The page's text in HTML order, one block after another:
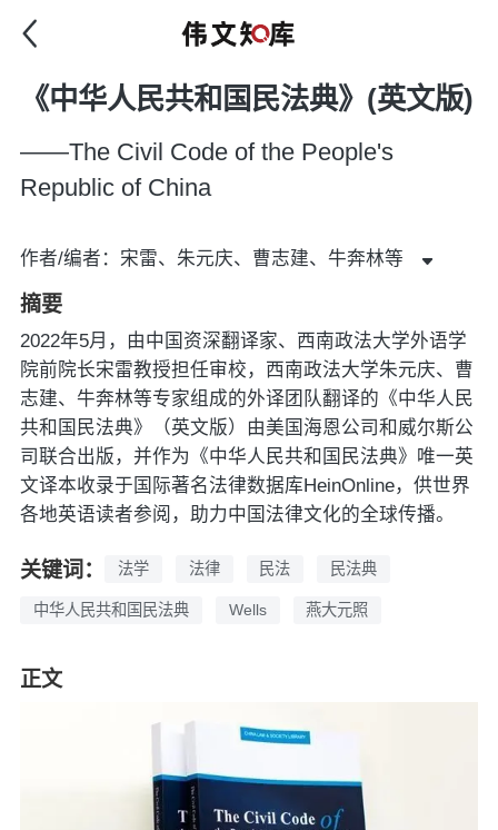
《中华人民共和国民法典》(英文版)
——The Civil Code of the People's
Republic of China
作者/编者：宋雷、朱元庆、曹志建、牛奔林等
摘要
2022年5月，由中国资深翻译家、西南政法大学外语学
院前院长宋雷教授担任审校，西南政法大学朱元庆、曹
志建、牛奔林等专家组成的外译团队翻译的《中华人民
共和国民法典》（英文版）由美国海恩公司和威尔斯公
司联合出版，并作为《中华人民共和国民法典》唯一英
文译本收录于国际著名法律数据库HeinOnline，供世界
各地英语读者参阅，助力中国法律文化的全球传播。
关键词： 法学 法律 民法 民法典
中华人民共和国民法典 Wells 燕大元照
正文